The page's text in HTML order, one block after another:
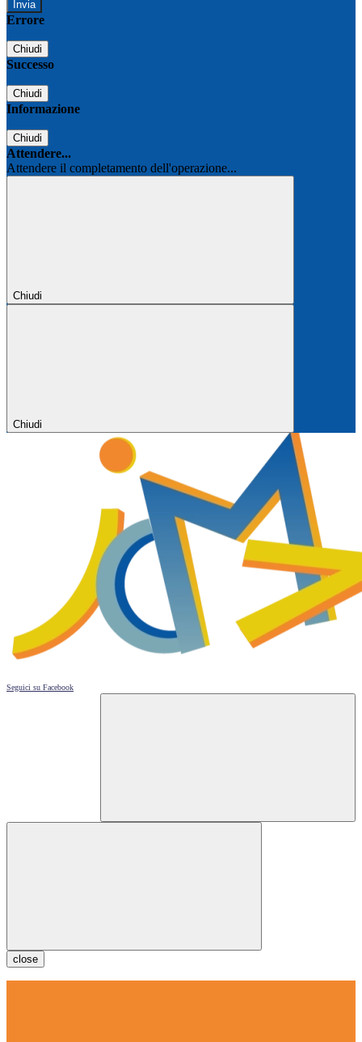
Errore
Chiudi
Successo
Chiudi
Informazione
Chiudi
Attendere...
Attendere il completamento dell'operazione...
Chiudi
Chiudi
Seguici su Facebook
close